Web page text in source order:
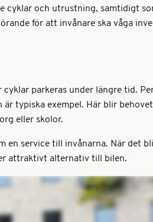
cyklar och utrustning, samtidigt
för att invånare ska våga
parkeras under längre tid.
typiska exempel. Här blir
eller skolor.
en service till invånarna. När det
attraktivt alternativ till bilen.